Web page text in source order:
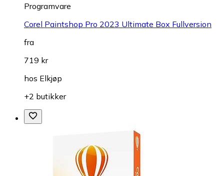
Programvare
Corel Paintshop Pro 2023 Ultimate Box Fullversion
fra
719 kr
hos Elkjøp
+2 butikker